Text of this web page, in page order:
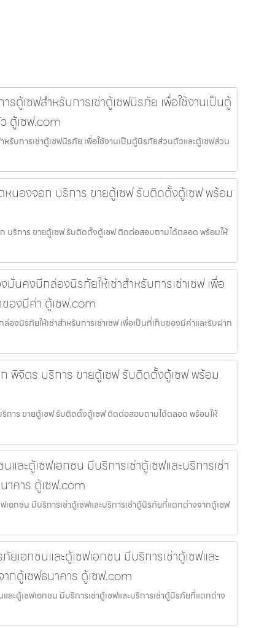
ตู้เซฟสำหรับการเช่าตู้เซฟนิรภัย เพื่อใช้งานเป็นตู้
ตู้เซฟ.com
รับการเช่าตู้เซฟนิรภัย เพื่อใช้งานเป็นตู้นิรภัยส่วนตัวและตู้เซฟส่วน
หนองจอก บริการ ขายตู้เซฟ รับติดตั้งตู้เซฟ พร้อม
บริการ ขายตู้เซฟ รับติดตั้งตู้เซฟ ติดต่อสอบถามได้ตลอด พร้อมให้
นคงมีกล่องนิรภัยให้เช่าสำหรับการเช่าเซฟ เพื่อ
องมีค่า ตู้เซฟ.com
งนิรภัยให้เช่าสำหรับการเช่าเซฟ เพื่อเป็นที่เก็บของมีค่าและรับฝาก
พิจิตร บริการ ขายตู้เซฟ รับติดตั้งตู้เซฟ พร้อม
การ ขายตู้เซฟ รับติดตั้งตู้เซฟ ติดต่อสอบถามได้ตลอด พร้อมให้
และตู้เซฟเอกชน มีบริการเช่าตู้เซฟและบริการเช่า
คาร ตู้เซฟ.com
เอกชน มีบริการเช่าตู้เซฟและบริการเช่าตู้นิรภัยที่แตกต่างจากตู้เซฟ
อกชนและตู้เซฟเอกชน มีบริการเช่าตู้เซฟและ
กตู้เซฟธนาคาร ตู้เซฟ.com
ตู้เซฟเอกชน มีบริการเช่าตู้เซฟและบริการเช่าตู้นิรภัยที่แตกต่าง